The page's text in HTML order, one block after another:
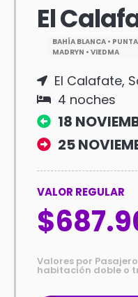
El
BAHÍA BLANCA •
MADRYN • VIEDMA
El Calafate,
4 noches
18
25
VALOR REGULAR
Valores por
habitación doble o